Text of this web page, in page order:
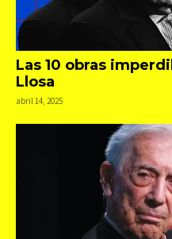
Las 10 obras
Llosa
abril 14, 2025